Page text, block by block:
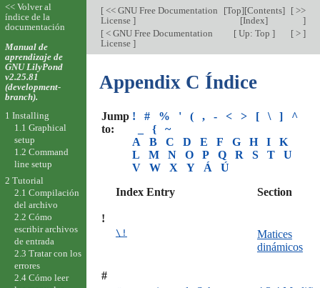
[<< GNU Free Documentation
License ]
[Top][Contents]
[Index]
[ >>
]
[< GNU Free Documentation
License ]
[Up: Top ] [ > ]
Appendix C Índice
Jump
to:
! # % ' ( , - < > [ \ ]
^
{
~
A
B C D E F G H I
K
L
M N O P Q R S T
U
V
W X Y Á
Ú
Index Entry
Section
!
\!
Matices
dinámicos
#
<< Volver al
índice de la
documentación
Manual de
aprendizaje de
GNU LilyPond
v2.25.81
(development-
branch).
1 Installing
1.1 Graphical
setup
1.2 Command
line setup
2 Tutorial
2.1 Compilación
del archivo
2.2 Cómo
escribir archivos
de entrada
2.3 Tratar con los
errores
2.4 Cómo leer